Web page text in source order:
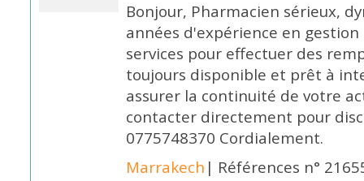
Bonjour, Pharmacien sérieux,
années d'expérience en
services pour effectuer des
toujours disponible et prêt à
assurer la continuité de votre
contacter directement pour
0775748370 Cordialement.
Marrakech | Références n°